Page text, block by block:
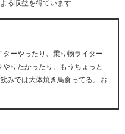
る収益を得ています
ーやったり、乗り物ライター
りたかったり。もうちょっと
みでは大体焼き鳥食ってる。お